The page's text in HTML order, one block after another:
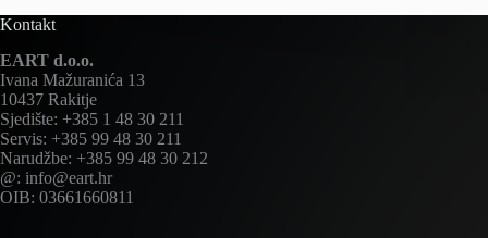
Kontakt
EART d.o.o.
Ivana Mažuranića 13
10437 Rakitje
Sjedište: +385 1 48 30 211
Servis: +385 99 48 30 211
Narudžbe: +385 99 48 30 212
@: info@eart.hr
OIB: 03661660811